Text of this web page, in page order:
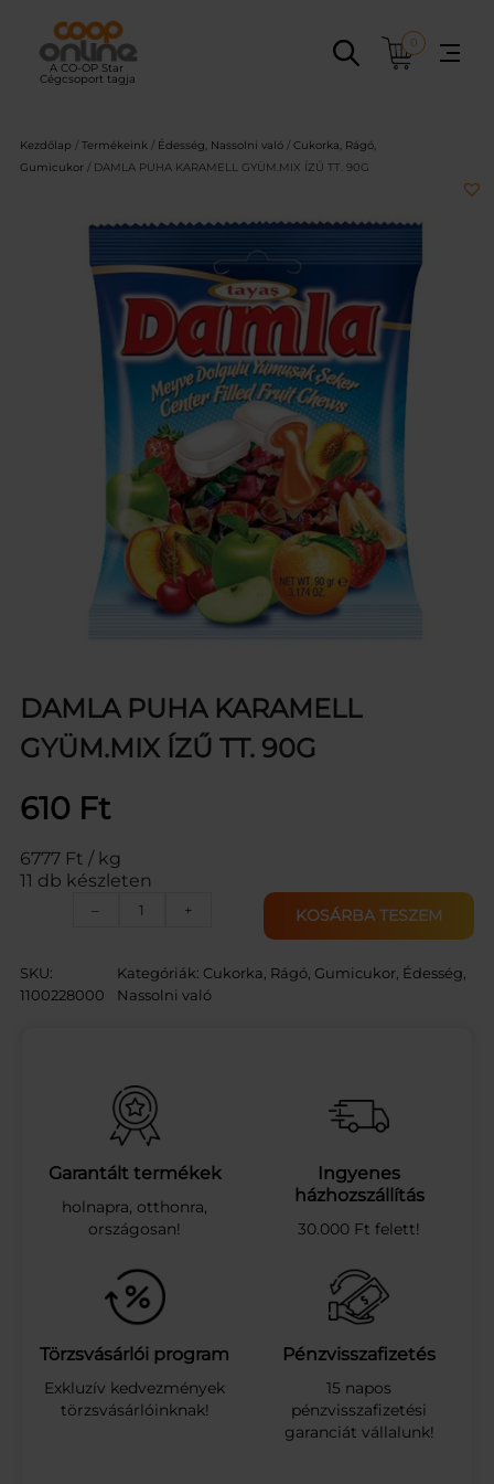
tartalomhoz
0
Kezdőlap / Termékeink / Édesség, Nassolni való / Cukorka, Rágó,
Gumicukor / DAMLA PUHA KARAMELL GYÜM.MIX ÍZŰ TT. 90G
DAMLA PUHA KARAMELL
GYÜM.MIX ÍZŰ TT. 90G
610 Ft
6777 Ft / kg
11 db készleten
–
D
L
A
K
A
R
A
E
L
G
Y
Ü
M
.
M
I
+ KOSÁRBA TESZEM
SKU:
1100228000
Kategóriák: Cukorka, Rágó, Gumicukor, Édesség,
Nassolni való
Garantált termékek
holnapra, otthonra,
országosan!
Ingyenes
házhozszállítás
30.000 Ft felett!
Törzsvásárlói program
Exkluzív kedvezmények
törzsvásárlóinknak!
Pénzvisszafizetés
15 napos
pénzvisszafizetési
garanciát vállalunk!